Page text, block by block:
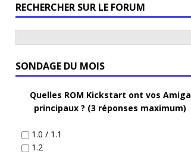
RECHERCHER SUR LE FORUM
SONDAGE DU MOIS
Quelles ROM Kickstart ont vos Amiga
principaux ? (3 réponses maximum)
1.0 / 1.1
1.2